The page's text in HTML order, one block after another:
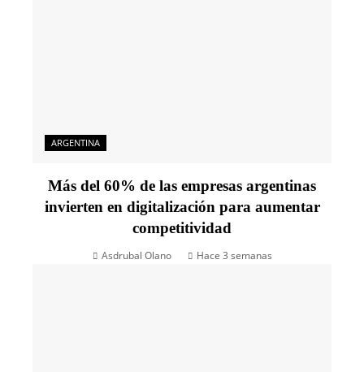
ARGENTINA
Más del 60% de las empresas argentinas
invierten en digitalización para aumentar
competitividad
Asdrubal Olano Hace 3 semanas